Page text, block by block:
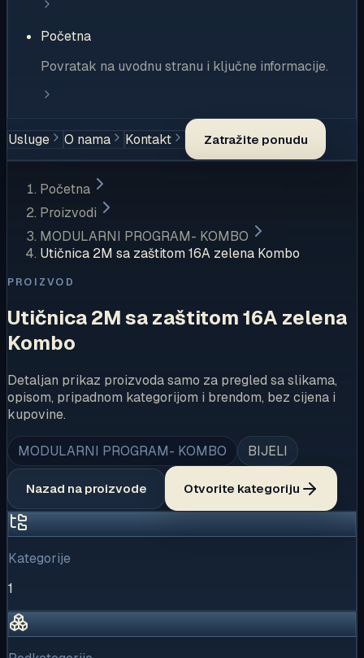
Početna
Povratak na uvodnu stranu i ključne informacije.
Usluge O nama Kontakt Zatražite ponudu
Početna
Proizvodi
MODULARNI PROGRAM- KOMBO
Utičnica 2M sa zaštitom 16A zelena Kombo
PROIZVOD
Utičnica 2M sa zaštitom 16A zelena
Kombo
Detaljan prikaz proizvoda samo za pregled sa slikama,
opisom, pripadnom kategorijom i brendom, bez cijena i
kupovine.
MODULARNI PROGRAM- KOMBO BIJELI
Nazad na proizvode Otvorite kategoriju
Kategorije
1